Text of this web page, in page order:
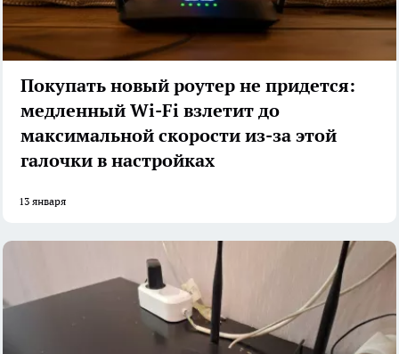
Покупать новый роутер не придется:
медленный Wi-Fi взлетит до
максимальной скорости из-за этой
галочки в настройках
13 января